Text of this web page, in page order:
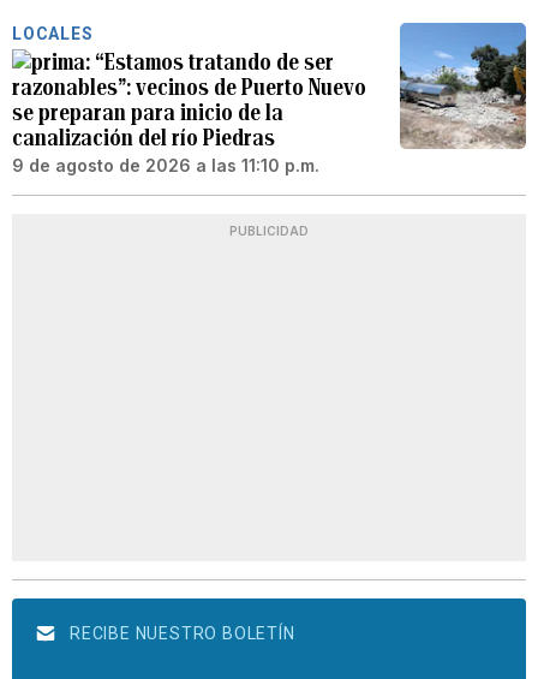
LOCALES
“Estamos tratando de ser
razonables”: vecinos de Puerto Nuevo
se preparan para inicio de la
canalización del río Piedras
9 de agosto de 2026 a las 11:10 p.m.
PUBLICIDAD
RECIBE NUESTRO BOLETÍN